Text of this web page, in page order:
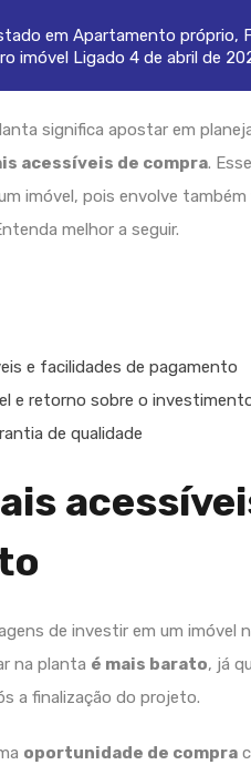
em Apartamento próprio,
imóvel Ligado 4 de abril de
significa apostar em
acessíveis de compra.
imóvel, pois envolve
melhor a seguir.
e facilidades de pagamento
e retorno sobre o
de qualidade
de investir em um imóvel
na planta é mais barato, já
a finalização do projeto.
oportunidade de compra